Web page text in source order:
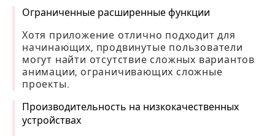
Ограниченные расширенные функции
Хотя приложение отлично подходит для
начинающих, продвинутые пользователи
могут найти отсутствие сложных вариантов
анимации, ограничивающих сложные
проекты.
Производительность на низкокачественных
устройствах